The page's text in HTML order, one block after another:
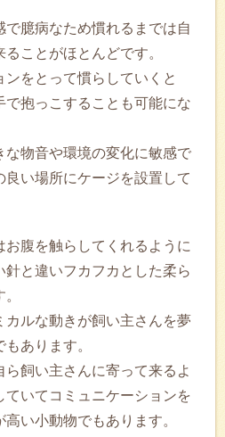
臆病なため慣れるまでは自
ことがほとんどです。
をとって慣らしていくと
抱っこすることも可能にな
な物音や環境の変化に敏感で
い場所にケージを設置して
お腹を触らしてくれるように
と違いフカフカとした柔ら
カルな動きが飼い主さんを夢
あります。
飼い主さんに寄って来るよ
ていてコミュニケーションを
い小動物でもあります。